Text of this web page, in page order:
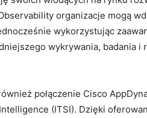
organizacje mogą
wykorzystując
wykrywania, badania i
połączenie Cisco
(ITSI). Dzięki